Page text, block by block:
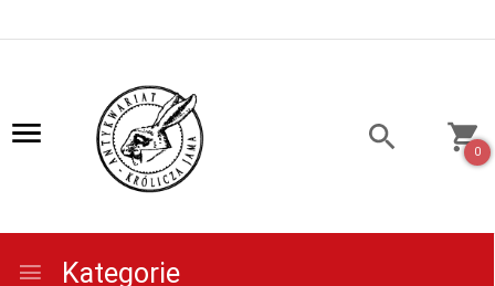
0
Kategorie